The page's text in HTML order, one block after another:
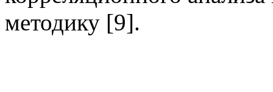
методику [9].